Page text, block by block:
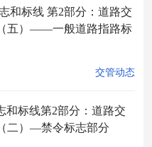
和标线 第2部分：道路交
五）——一般道路指路标
交管动态
和标线第2部分：道路交
二）—禁令标志部分